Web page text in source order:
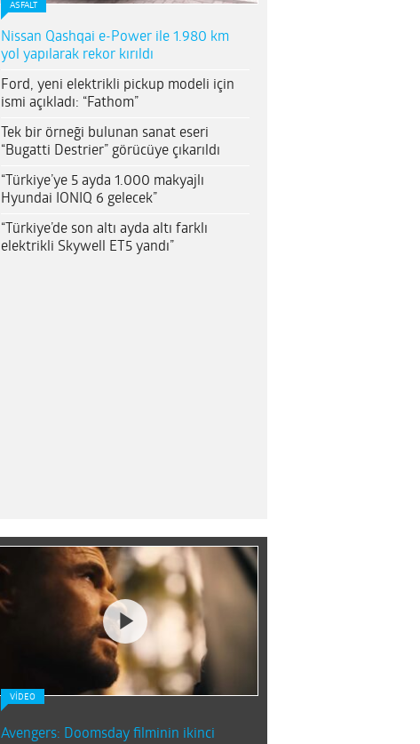
ASFALT
Nissan Qashqai e-Power ile 1.980 km
yol yapılarak rekor kırıldı
Ford, yeni elektrikli pickup modeli için
ismi açıkladı: “Fathom”
Tek bir örneği bulunan sanat eseri
“Bugatti Destrier” görücüye çıkarıldı
“Türkiye’ye 5 ayda 1.000 makyajlı
Hyundai IONIQ 6 gelecek”
“Türkiye’de son altı ayda altı farklı
elektrikli Skywell ET5 yandı”
VİDEO
Avengers: Doomsday filminin ikinci